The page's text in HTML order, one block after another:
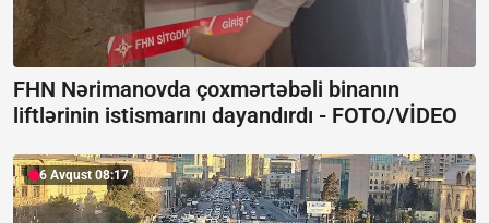
FHN Nərimanovda çoxmərtəbəli binanın
liftlərinin istismarını dayandırdı - FOTO/VİDEO
6 Avqust 08:17